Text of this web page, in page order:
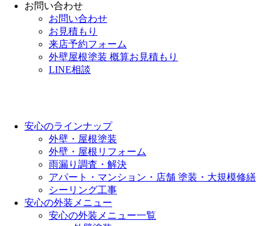
お問い合わせ
お問い合わせ
お見積もり
来店予約フォーム
外壁屋根塗装 概算お見積もり
LINE相談
安心のラインナップ
外壁・屋根塗装
外壁・屋根リフォーム
雨漏り調査・解決
アパート・マンション・店舗 塗装・大規模修繕
シーリング工事
安心の外装メニュー
安心の外装メニュー一覧